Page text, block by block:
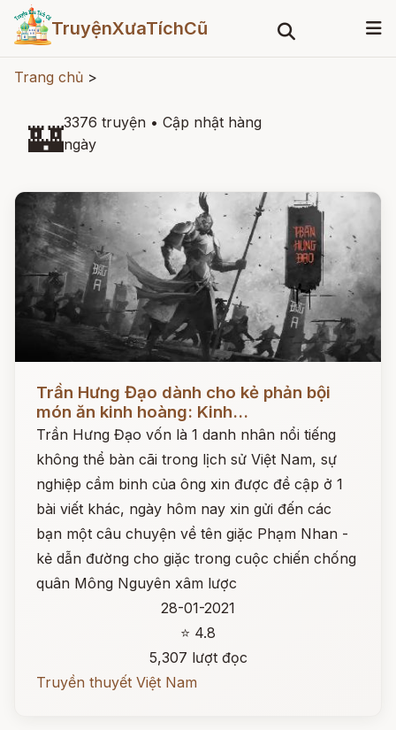
TruyệnXưaTíchCũ
Trang chủ >
🏰3376 truyện • Cập nhật hàng
ngày
Đọc ngay
Trần Hưng Đạo dành cho kẻ phản bội
món ăn kinh hoàng: Kinh...
Trần Hưng Đạo vốn là 1 danh nhân nổi tiếng
không thể bàn cãi trong lịch sử Việt Nam, sự
nghiệp cầm binh của ông xin được đề cập ở 1
bài viết khác, ngày hôm nay xin gửi đến các
bạn một câu chuyện về tên giặc Phạm Nhan -
kẻ dẫn đường cho giặc trong cuộc chiến chống
quân Mông Nguyên xâm lược
28-01-2021
⭐ 4.8
5,307 lượt đọc
Truyền thuyết Việt Nam